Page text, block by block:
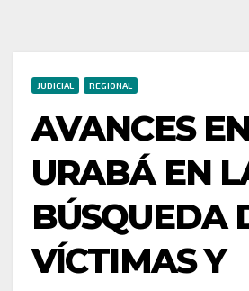
JUDICIAL REGIONAL
AVANCES
URABÁ EN
BÚSQUEDA
VÍCTIMAS Y